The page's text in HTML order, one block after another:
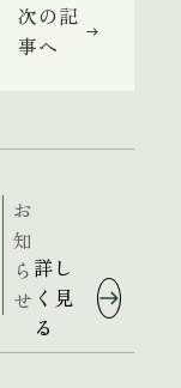
次の記
事へ
お
知
ら
せ
詳し
く見
る